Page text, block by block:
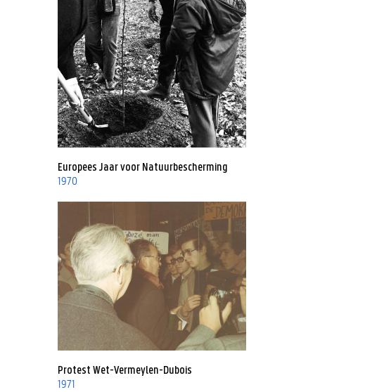
Europees Jaar voor Natuurbescherming
1970
Protest Wet-Vermeylen-Dubois
1971